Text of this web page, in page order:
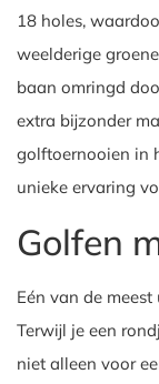
18 holes,
weelderige
baan omringd
extra bijzonder
golftoernooien in
unieke ervaring
Golfen
Eén van de
Terwijl je een
niet alleen voor